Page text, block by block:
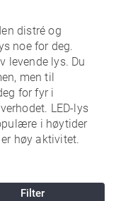
distré og
noe for deg.
levende lys. Du
men til
for fyr i
LED-lys
i høytider
høy aktivitet.
Filter